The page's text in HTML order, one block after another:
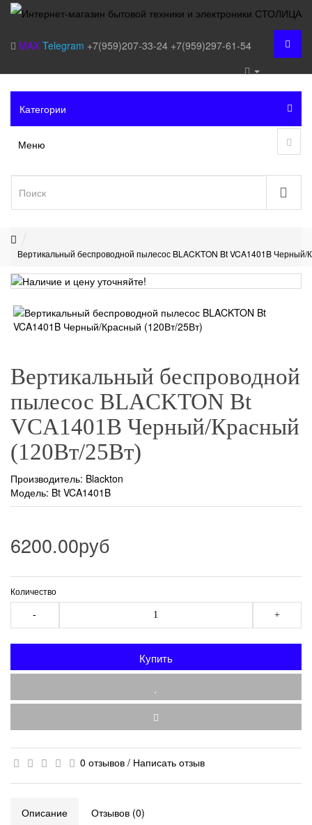
MAX Telegram +7(959)207-33-24 +7(959)297-61-54
Категории
Меню
Вертикальный беспроводной пылесос BLACKTON Bt VCA1401B
Вертикальный беспроводной
пылесос BLACKTON Bt
VCA1401B Черный/Красный
(120Вт/25Вт)
Производитель: Blackton
Модель: Bt VCA1401B
6200.00руб
Количество
- +
Купить
0 отзывов / Написать отзыв
Описание Отзывов (0)